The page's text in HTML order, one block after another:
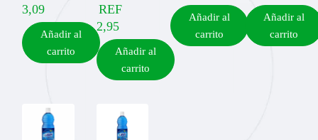
3,09
Añadir al
carrito
REF
2,95
Añadir al
carrito
Añadir al
carrito
Añadir al
carrito